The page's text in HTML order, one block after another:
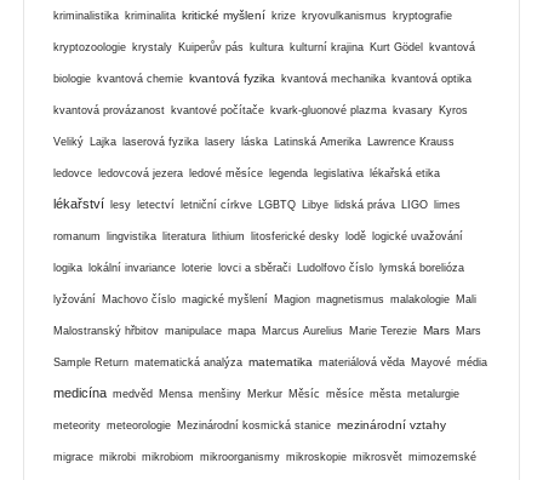
kriminalistika kriminalita kritické myšlení krize kryovulkanismus kryptografie
kryptozoologie krystaly Kuiperův pás kultura kulturní krajina Kurt Gödel kvantová
biologie kvantová chemie kvantová fyzika kvantová mechanika kvantová optika
kvantová provázanost kvantové počítače kvark-gluonové plazma kvasary Kyros
Veliký Lajka laserová fyzika lasery láska Latinská Amerika Lawrence Krauss
ledovce ledovcová jezera ledové měsíce legenda legislativa lékařská etika
lékařství lesy letectví letniční církve LGBTQ Libye lidská práva LIGO limes
romanum lingvistika literatura lithium litosferické desky lodě logické uvažování
logika lokální invariance loterie lovci a sběrači Ludolfovo číslo lymská borelióza
lyžování Machovo číslo magické myšlení Magion magnetismus malakologie Mali
Malostranský hřbitov manipulace mapa Marcus Aurelius Marie Terezie Mars Mars
Sample Return matematická analýza matematika materiálová věda Mayové média
medicína medvěd Mensa menšiny Merkur Měsíc měsíce města metalurgie
meteority meteorologie Mezinárodní kosmická stanice mezinárodní vztahy
migrace mikrobi mikrobiom mikroorganismy mikroskopie mikrosvět mimozemské